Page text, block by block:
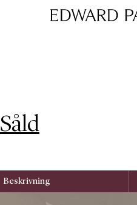
Edward & Partners
Såld
Beskrivning